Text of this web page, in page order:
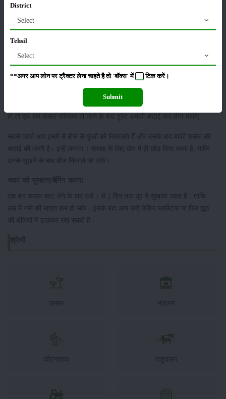
ज्वार में डाउनी मिल्ड्यू (फफूंदी) के नियंत्रण के उपाय
मिट्टी से पैदा होने वाले ओस्पोर्स को कम करने के लिए रोपण से पहले गहरी गर्मियों की
जुताई बहुत सहायक होती है। इसके अलावा मेटालेक्सिल या रिडोमिल 25 WP @ 1g
a.i./kg के साथ बीज ड्रेसिंग के बाद रिडोमिल-MZ @ 3g/L पानी के साथ स्प्रे करने
अगर आप चाहते हैं, कि आप की फसल पर किसी भी तरह के कीट आदि का प्रकोप ना
हो तो एक बार फसल परिपक्व हो जाने के बाद तुरंत उसकी कटाई कर लेना चाहिए।
सबसे पहले आप इसमें से बीज के फूलों को निकालते हैं और उसके बाद बाकी फसल की
कटाई की जाती है। इन्हें लगभग 1 सप्ताह के लिए खेत में ही छोड़ दिया जाता है, ताकि
उनके सूखने के बाद बीज निकाले जा सके।
एक बार फसल काट लेने के बाद उसे 1 से 2 दिन तक धूप में सुखाया जाता है। ताकि
उस में नमी की मात्रा कम हो सके। इसके बाद आप उन्हें पैकिंग प्लास्टिक या फिर झूठ
की थैलियों में डालकर रख सकते हैं।
फसल भंडारण
कीटनाशक पशुपालन
District
Select
Tehsil
Select
**अगर आप लोन पर ट्रैक्टर लेना चाहते है तो 'बॉक्स' में टिककरें।
Submit